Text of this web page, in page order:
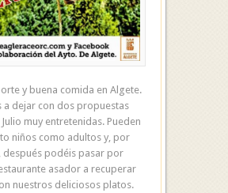
y buena comida en Algete.
a dejar con dos propuestas
muy entretenidas. Pueden
niños como adultos y, por
después podéis pasar por
asador a recuperar
nuestros deliciosos platos.